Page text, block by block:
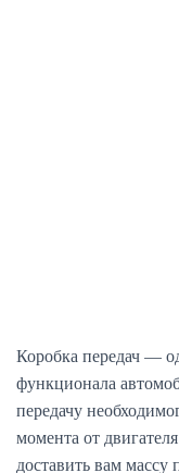
Коробка передач —
функционала
передачу
момента от
доставить вам